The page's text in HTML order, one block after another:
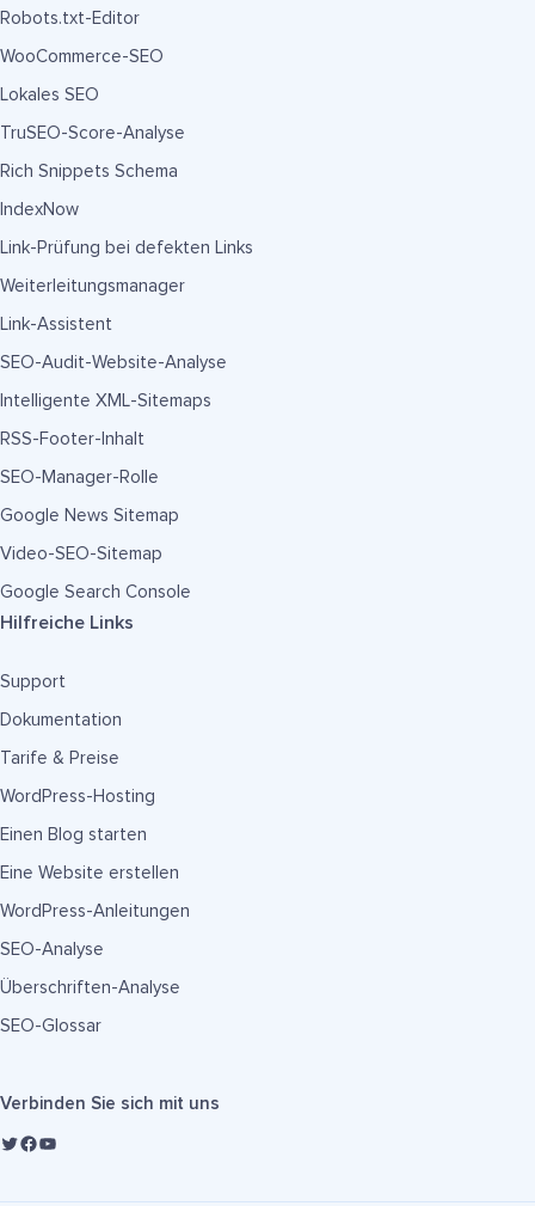
Robots.txt-Editor
WooCommerce-SEO
Lokales SEO
TruSEO-Score-Analyse
Rich Snippets Schema
IndexNow
Link-Prüfung bei defekten Links
Weiterleitungsmanager
Link-Assistent
SEO-Audit-Website-Analyse
Intelligente XML-Sitemaps
RSS-Footer-Inhalt
SEO-Manager-Rolle
Google News Sitemap
Video-SEO-Sitemap
Google Search Console
Hilfreiche Links
Support
Dokumentation
Tarife & Preise
WordPress-Hosting
Einen Blog starten
Eine Website erstellen
WordPress-Anleitungen
SEO-Analyse
Überschriften-Analyse
SEO-Glossar
Verbinden Sie sich mit uns